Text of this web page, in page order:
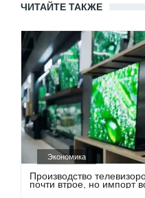
ЧИТАЙТЕ ТАКЖЕ
Экономика
Производство
почти втрое, но импорт